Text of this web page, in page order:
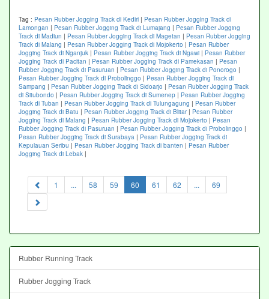
Tag : Pesan Rubber Jogging Track di Kediri | Pesan Rubber Jogging Track di
Lamongan | Pesan Rubber Jogging Track di Lumajang | Pesan Rubber Jogging
Track di Madiun | Pesan Rubber Jogging Track di Magetan | Pesan Rubber Jogging
Track di Malang | Pesan Rubber Jogging Track di Mojokerto | Pesan Rubber
Jogging Track di Nganjuk | Pesan Rubber Jogging Track di Ngawi | Pesan Rubber
Jogging Track di Pacitan | Pesan Rubber Jogging Track di Pamekasan | Pesan
Rubber Jogging Track di Pasuruan | Pesan Rubber Jogging Track di Ponorogo |
Pesan Rubber Jogging Track di Probolinggo | Pesan Rubber Jogging Track di
Sampang | Pesan Rubber Jogging Track di Sidoarjo | Pesan Rubber Jogging Track
di Situbondo | Pesan Rubber Jogging Track di Sumenep | Pesan Rubber Jogging
Track di Tuban | Pesan Rubber Jogging Track di Tulungagung | Pesan Rubber
Jogging Track di Batu | Pesan Rubber Jogging Track di Blitar| Pesan Rubber
Jogging Track di Malang | Pesan Rubber Jogging Track di Mojokerto | Pesan
Rubber Jogging Track di Pasuruan | Pesan Rubber Jogging Track di Probolinggo |
Pesan Rubber Jogging Track di Surabaya | Pesan Rubber Jogging Track di
Kepulauan Seribu | Pesan Rubber Jogging Track di banten | Pesan Rubber
Jogging Track di Lebak |
1 ... 58 59 60 (current)
61 62 ... 69
Rubber Running Track
Rubber Jogging Track